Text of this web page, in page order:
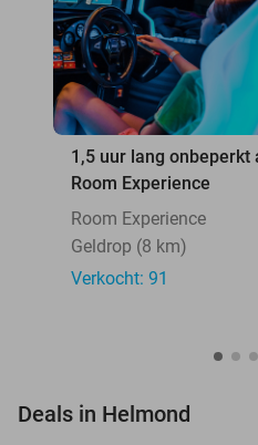
1,5 uur lang
Room Experience
Room Experience
Geldrop (8 km)
Verkocht: 91
Deals in Helmond